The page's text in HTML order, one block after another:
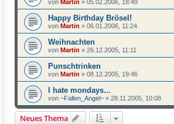
von Martin » 05.02.2006, 18:49
Happy Birthday Brösel!
von Martin » 06.01.2006, 11:24
Weihnachten
von Martin » 26.12.2005, 11:11
Punschtrinken
von Martin » 08.12.2005, 19:46
I hate mondays...
von ~Fallen_Angel~ » 28.11.2005, 10:08
Neues Thema